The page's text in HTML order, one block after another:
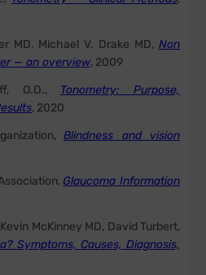
MD, Michael V. Drake MD, Non
— an overview, 2009
O.D., Tonometry: Purpose,
, 2020
Blindness and vision
Glaucoma Information
McKinney MD, David Turbert,
Symptoms, Causes, Diagnosis,